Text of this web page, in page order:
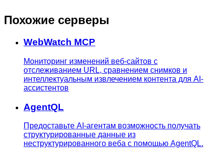
Похожие серверы
WebWatch MCP
Мониторинг изменений веб-сайтов с
отслеживанием URL, сравнением снимков и
интеллектуальным извлечением контента для AI-
ассистентов
AgentQL
Предоставьте AI-агентам возможность получать
структурированные данные из
неструктурированного веба с помощью AgentQL.